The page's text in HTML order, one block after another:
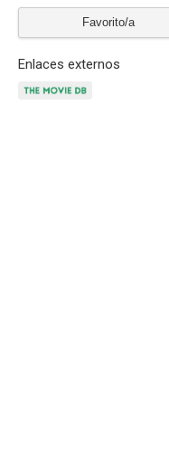
Favorito/a
Enlaces externos